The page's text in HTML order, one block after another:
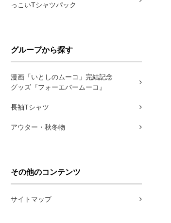
っこいTシャツパック
グループから探す
漫画「いとしのムーコ」完結記念
グッズ『フォーエバームーコ』
長袖Tシャツ
アウター・秋冬物
その他のコンテンツ
サイトマップ